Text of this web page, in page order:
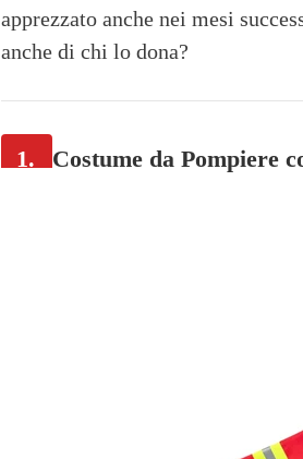
apprezzato anche nei mesi
anche di chi lo dona?
1. Costume da Pompiere